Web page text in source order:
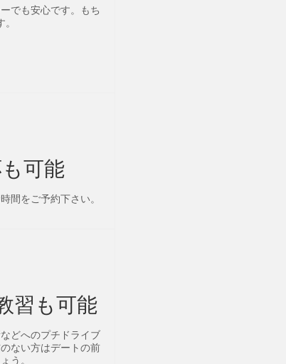
でも安心です。もち
可能
間をご予約下さい。
習も可能
どへのプチドライブ
ない方はデートの前
う。